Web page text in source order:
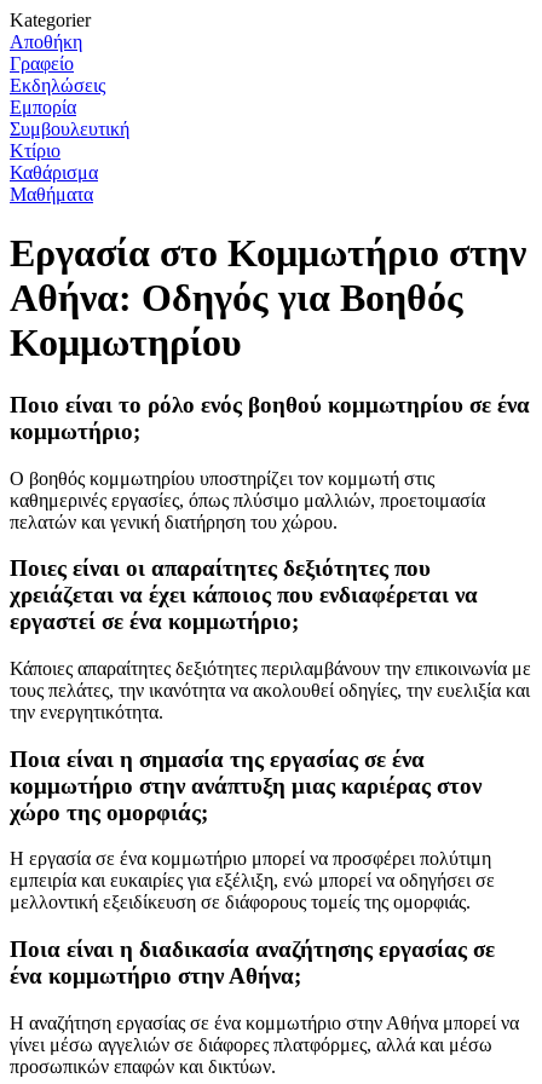
Kategorier
Αποθήκη
Γραφείο
Εκδηλώσεις
Εμπορία
Συμβουλευτική
Κτίριο
Καθάρισμα
Μαθήματα
Εργασία στο Κομμωτήριο στην
Αθήνα: Οδηγός για Βοηθός
Κομμωτηρίου
Ποιο είναι το ρόλο ενός βοηθού κομμωτηρίου σε ένα
κομμωτήριο;
Ο βοηθός κομμωτηρίου υποστηρίζει τον κομμωτή στις
καθημερινές εργασίες, όπως πλύσιμο μαλλιών, προετοιμασία
πελατών και γενική διατήρηση του χώρου.
Ποιες είναι οι απαραίτητες δεξιότητες που
χρειάζεται να έχει κάποιος που ενδιαφέρεται να
εργαστεί σε ένα κομμωτήριο;
Κάποιες απαραίτητες δεξιότητες περιλαμβάνουν την επικοινωνία με
τους πελάτες, την ικανότητα να ακολουθεί οδηγίες, την ευελιξία και
την ενεργητικότητα.
Ποια είναι η σημασία της εργασίας σε ένα
κομμωτήριο στην ανάπτυξη μιας καριέρας στον
χώρο της ομορφιάς;
Η εργασία σε ένα κομμωτήριο μπορεί να προσφέρει πολύτιμη
εμπειρία και ευκαιρίες για εξέλιξη, ενώ μπορεί να οδηγήσει σε
μελλοντική εξειδίκευση σε διάφορους τομείς της ομορφιάς.
Ποια είναι η διαδικασία αναζήτησης εργασίας σε
ένα κομμωτήριο στην Αθήνα;
Η αναζήτηση εργασίας σε ένα κομμωτήριο στην Αθήνα μπορεί να
γίνει μέσω αγγελιών σε διάφορες πλατφόρμες, αλλά και μέσω
προσωπικών επαφών και δικτύων.